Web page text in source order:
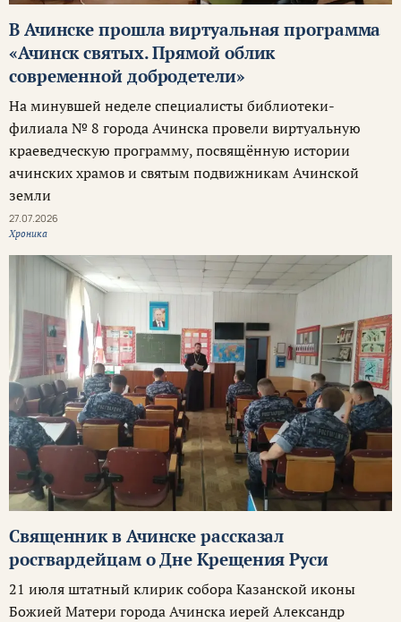
В Ачинске прошла виртуальная программа
«Ачинск святых. Прямой облик
современной добродетели»
На минувшей неделе специалисты библиотеки-
филиала № 8 города Ачинска провели виртуальную
краеведческую программу, посвящённую истории
ачинских храмов и святым подвижникам Ачинской
земли
27.07.2026
Хроника
Священник в Ачинске рассказал
росгвардейцам о Дне Крещения Руси
21 июля штатный клирик собора Казанской иконы
Божией Матери города Ачинска иерей Александр